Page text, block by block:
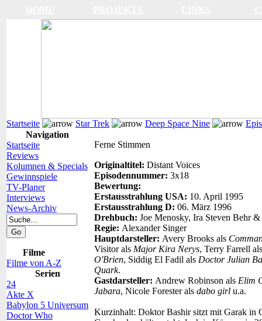
Startseite Star Trek Deep Space Nine
Navigation
Startseite
Reviews
Kolumnen & Specials
Gewinnspiele
TV-Planer
Interviews
News-Archiv
Filme
Filme von A-Z
Serien
24
Akte X
Babylon 5 Universum
Doctor Who
Ferne Stimmen
Originaltitel: Distant Voices
Episodennummer: 3x18
Bewertung:
Erstausstrahlung USA: 10. April 1995
Erstausstrahlung D: 06. März 1996
Drehbuch: Joe Menosky, Ira Steven Behr
Regie: Alexander Singer
Hauptdarsteller: Avery Brooks als
Visitor als Major Kira Nerys, Terry Farrell
O'Brien, Siddig El Fadil als Doctor Julian
Quark.
Gastdarsteller: Andrew Robinson als Elim
Jabara, Nicole Forester als dabo girl u.a.
Kurzinhalt: Doktor Bashir sitzt mit Garak in